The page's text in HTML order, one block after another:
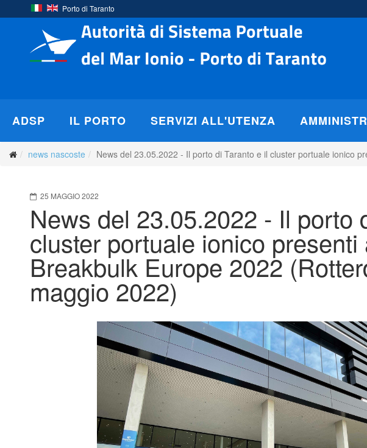
Porto di Taranto
ADSP IL PORTO SERVIZI ALL'UTENZA
news nascoste News del 23.05.2022 - Il porto di Taranto e il cluster portuale ionico
25 MAGGIO 2022
News del 23.05.2022 - Il porto
cluster portuale ionico presenti
Breakbulk Europe 2022
maggio 2022)